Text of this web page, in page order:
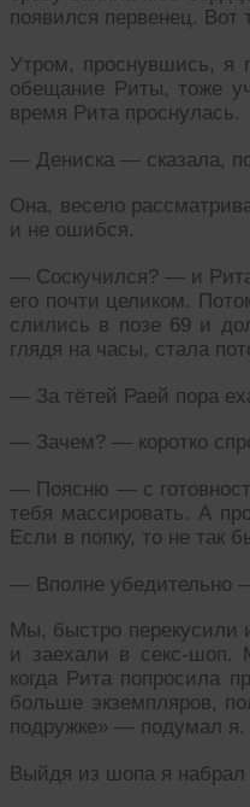
появился первенец.
Утром, проснувшись, я
обещание Риты, тоже
время Рита проснулась.
— Дениска — сказала,
Она, весело
и не ошибся.
— Соскучился? — и Рита
его почти целиком.
слились в позе 69 и
глядя на часы, стала
— За тётей Раей пора
— Зачем? — коротко
— Поясню — с
тебя массировать. А
Если в попку, то не так
— Вполне убедительно
Мы, быстро перекусили
и заехали в секс-шоп.
когда Рита попросила
больше экземпляров,
подружке» — подумал я.
Выйдя из шопа я набрал